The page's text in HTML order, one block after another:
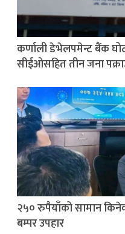
कर्णाली डेभेलपमेन्ट बैंक
सीईओसहित तीन जना
२५० रुपैयाँको सामान
बम्पर उपहार